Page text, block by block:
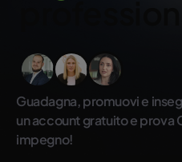
Guadagna, promuovi e
un account gratuito e prova
impegno!